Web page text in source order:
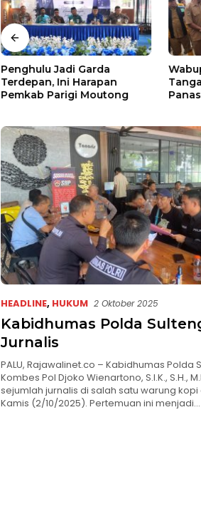
Penghulu Jadi Garda
Terdepan, Ini Harapan
Pemkab Parigi Moutong
Panas
HEADLINE, HUKUM 2 Oktober 2025
Kabidhumas Polda
Jurnalis
PALU, Rajawalinet.co – Kabidhumas Polda
Kombes Pol Djoko Wienartono, S.I.K., S.H.,
sejumlah jurnalis di salah satu warung kopi
Kamis (2/10/2025). Pertemuan ini menjadi…